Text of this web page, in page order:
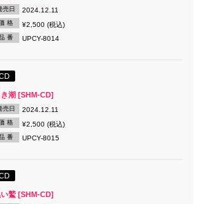
売日 2024.12.11
格 ¥2,500 (税込)
番 UPCY-8014
き潮 [SHM-CD]
売日 2024.12.11
格 ¥2,500 (税込)
番 UPCY-8015
鷲 [SHM-CD]